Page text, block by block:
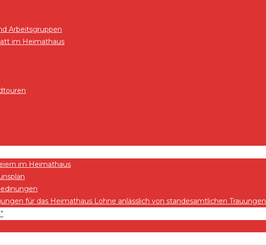
Arbeitsgruppen
im Heimathaus
im Heimathaus
für das Heimathaus Lohne anlässlich von standesamtlichen Trauungen